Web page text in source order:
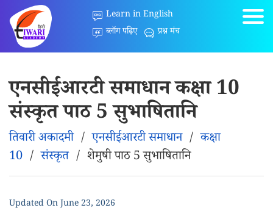
Learn in English
ब्लॉग पढ़िए
प्रश्न मंच
एनसीईआरटी समाधान कक्षा 10
संस्कृत पाठ 5 सुभाषितानि
तिवारी अकादमी/एनसीईआरटी समाधान/कक्षा
10 /संस्कृत/ शेमुषी पाठ 5 सुभाषितानि
Updated OnJune 23, 2026